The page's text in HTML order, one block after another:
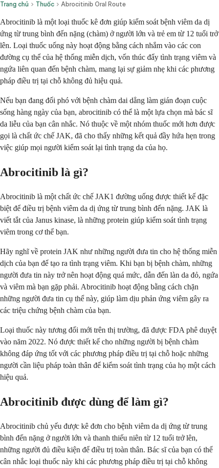
Trang chủ Thuốc Abrocitinib Oral Route
Abrocitinib là một loại thuốc kê đơn giúp kiểm soát bệnh viêm da dị
ứng từ trung bình đến nặng (chàm) ở người lớn và trẻ em từ 12 tuổi trở
lên. Loại thuốc uống này hoạt động bằng cách nhắm vào các con
đường cụ thể của hệ thống miễn dịch, vốn thúc đẩy tình trạng viêm và
ngứa liên quan đến bệnh chàm, mang lại sự giảm nhẹ khi các phương
pháp điều trị tại chỗ không đủ hiệu quả.
Nếu bạn đang đối phó với bệnh chàm dai dẳng làm gián đoạn cuộc
sống hàng ngày của bạn, abrocitinib có thể là một lựa chọn mà bác sĩ
da liễu của bạn cân nhắc. Nó thuộc về một nhóm thuốc mới hơn được
gọi là chất ức chế JAK, đã cho thấy những kết quả đầy hứa hẹn trong
việc giúp mọi người kiểm soát lại tình trạng da của họ.
Abrocitinib là gì?
Abrocitinib là một chất ức chế JAK1 đường uống được thiết kế đặc
biệt để điều trị bệnh viêm da dị ứng từ trung bình đến nặng. JAK là
viết tắt của Janus kinase, là những protein giúp kiểm soát tình trạng
viêm trong cơ thể bạn.
Hãy nghĩ về protein JAK như những người đưa tin cho hệ thống miễn
dịch của bạn để tạo ra tình trạng viêm. Khi bạn bị bệnh chàm, những
người đưa tin này trở nên hoạt động quá mức, dẫn đến làn da đỏ, ngứa
và viêm mà bạn gặp phải. Abrocitinib hoạt động bằng cách chặn
những người đưa tin cụ thể này, giúp làm dịu phản ứng viêm gây ra
các triệu chứng bệnh chàm của bạn.
Loại thuốc này tương đối mới trên thị trường, đã được FDA phê duyệt
vào năm 2022. Nó được thiết kế cho những người bị bệnh chàm
không đáp ứng tốt với các phương pháp điều trị tại chỗ hoặc những
người cần liệu pháp toàn thân để kiểm soát tình trạng của họ một cách
hiệu quả.
Abrocitinib được dùng để làm gì?
Abrocitinib chủ yếu được kê đơn cho bệnh viêm da dị ứng từ trung
bình đến nặng ở người lớn và thanh thiếu niên từ 12 tuổi trở lên,
những người đủ điều kiện để điều trị toàn thân. Bác sĩ của bạn có thể
cân nhắc loại thuốc này khi các phương pháp điều trị tại chỗ không